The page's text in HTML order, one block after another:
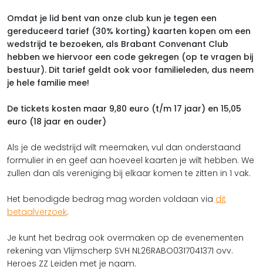
Omdat je lid bent van onze club kun je tegen een
gereduceerd tarief (30% korting) kaarten kopen om een
wedstrijd te bezoeken, als Brabant Convenant Club
hebben we hiervoor een code gekregen (op te vragen bij
bestuur). Dit tarief geldt ook voor familieleden, dus neem
je hele familie mee!
De tickets kosten maar 9,80 euro (t/m 17 jaar) en 15,05
euro (18 jaar en ouder)
Als je de wedstrijd wilt meemaken, vul dan onderstaand
formulier in en geef aan hoeveel kaarten je wilt hebben. We
zullen dan als vereniging bij elkaar komen te zitten in 1 vak.
Het benodigde bedrag mag worden voldaan via dit
betaalverzoek.
Je kunt het bedrag ook overmaken op de evenementen
rekening van Vlijmscherp SVH NL26RABO0317041371 ovv.
Heroes ZZ Leiden met je naam.